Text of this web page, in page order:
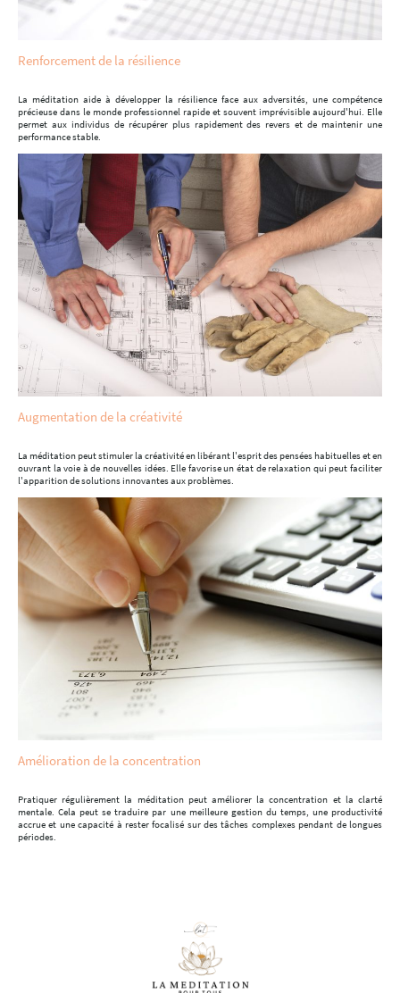
Renforcement de la résilience
La méditation aide à développer la résilience face aux adversités, une compétence
précieuse dans le monde professionnel rapide et souvent imprévisible aujourd'hui. Elle
permet aux individus de récupérer plus rapidement des revers et de maintenir une
performance stable.
Augmentation de la créativité
La méditation peut stimuler la créativité en libérant l'esprit des pensées habituelles et en
ouvrant la voie à de nouvelles idées. Elle favorise un état de relaxation qui peut faciliter
l'apparition de solutions innovantes aux problèmes.
Amélioration de la concentration
Pratiquer régulièrement la méditation peut améliorer la concentration et la clarté
mentale. Cela peut se traduire par une meilleure gestion du temps, une productivité
accrue et une capacité à rester focalisé sur des tâches complexes pendant de longues
périodes.